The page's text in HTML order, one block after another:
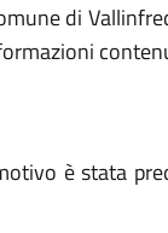
di
è stata